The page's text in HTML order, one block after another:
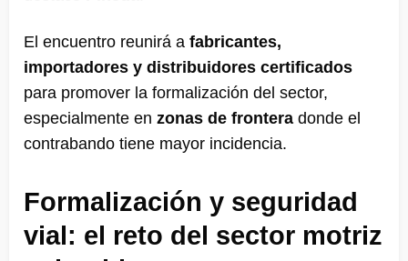
El encuentro reunirá a fabricantes,
importadores y distribuidores certificados
para promover la formalización del sector,
especialmente en zonas de frontera donde el
contrabando tiene mayor incidencia.
Formalización y seguridad
vial: el reto del sector motriz